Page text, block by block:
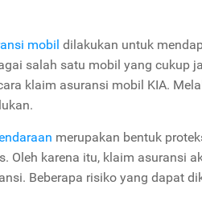
mobil dilakukan untuk
salah satu mobil yang cukup
klaim asuransi mobil KIA.
merupakan bentuk
Oleh karena itu, klaim asuransi
Beberapa risiko yang dapat